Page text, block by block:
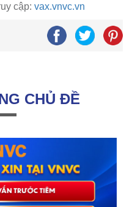
cập: vax.vnvc.vn
CHỦ ĐỀ